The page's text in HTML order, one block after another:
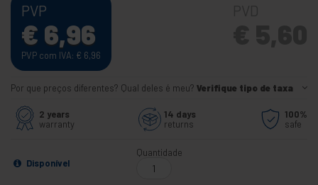
PVP
€ 6,96
PVP com IVA: € 6,96
Por que preços diferentes? Qual deles é meu? Verifique tipo de taxa
2 years
warranty
14 days
returns
100%
safe
Disponível
Quantidade